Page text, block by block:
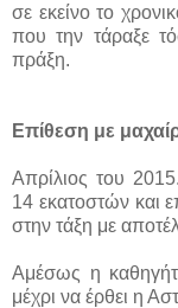
σε εκείνο το
που την τάραξε
πράξη.
Επίθεση με
Απρίλιος του
14 εκατοστών και
στην τάξη με
Αμέσως η
μέχρι να έρθει η